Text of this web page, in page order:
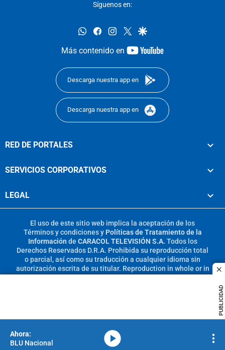
PUBLICIDAD
Síguenos en:
whatsappfacebookinstagram
twittergoogle
Más contenido en
youtube-
Descarga nuestra app en
Descarga nuestra app en
RED DE PORTALES
SERVICIOS CORPORATIVOS
LEGAL
El uso de este sitio web implica la aceptación de los
Términos y condicionesy Políticas de Tratamiento de la
Información de CARACOL TELEVISIÓN S.A. Todos los
Derechos Reservados D.R.A. Prohibida su reproducción total
o parcial, así como su traducción a cualquier idioma sin
autorización escrita de su titular. Reproduction in whole or in
BLU Nacional